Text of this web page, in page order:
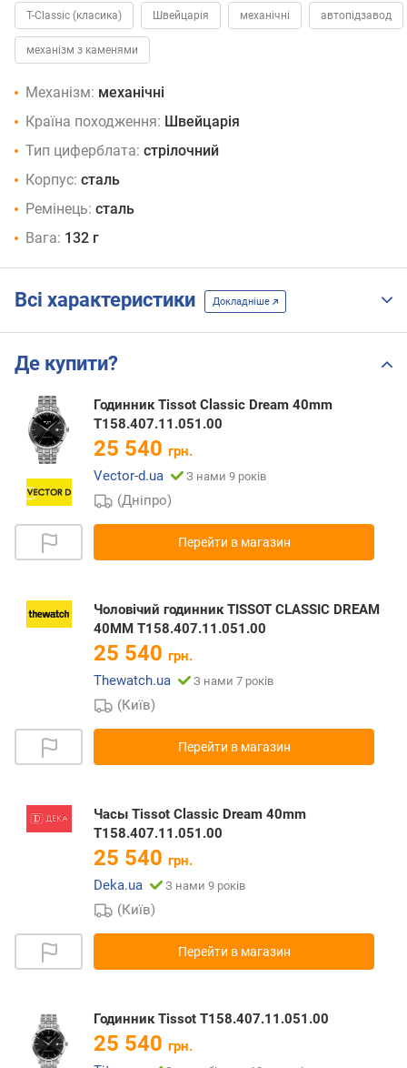
T-Classic (класика) Швейцарія механічні автопідзавод
механізм з каменями
Механізм: механічні
Країна походження: Швейцарія
Тип циферблата: стрілочний
Корпус: сталь
Ремінець: сталь
Вага: 132 г
Всі характеристики Докладніше
Де купити?
Годинник Tissot Classic Dream 40mm
T158.407.11.051.00
25 540 грн.
Vector-d.ua
З нами 9 років
(Дніпро)
Перейти в магазин
Чоловічий годинник TISSOT CLASSIC DREAM
40MM T158.407.11.051.00
25 540 грн.
Thewatch.ua
З нами 7 років
(Київ)
Перейти в магазин
Часы Tissot Classic Dream 40mm
T158.407.11.051.00
25 540 грн.
Deka.ua
З нами 9 років
(Київ)
Перейти в магазин
Годинник Tissot T158.407.11.051.00
25 540 грн.